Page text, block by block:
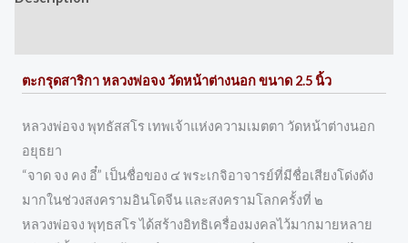
ตะกรุดสาริกา หลวงพ่อจง วัดหน้าต่างนอก ขนาด 2.5 นิ้ว
หลวงพ่อจง พุทธัสสโร เทพเจ้าแห่งความเมตตา วัดหน้าต่างนอก
อยุธยา
“จาด จง คง อี๋” เป็นชื่อของ ๔ พระเกจิอาจารย์ที่มีชื่อเสียงโด่งดัง
มากในช่วงสงครามอินโดจีน และสงครามโลกครั้งที่ ๒
หลวงพ่อจง พุทฺธสโร ได้สร้างอิทธิเครื่องมงคลไว้มากมายหลาย